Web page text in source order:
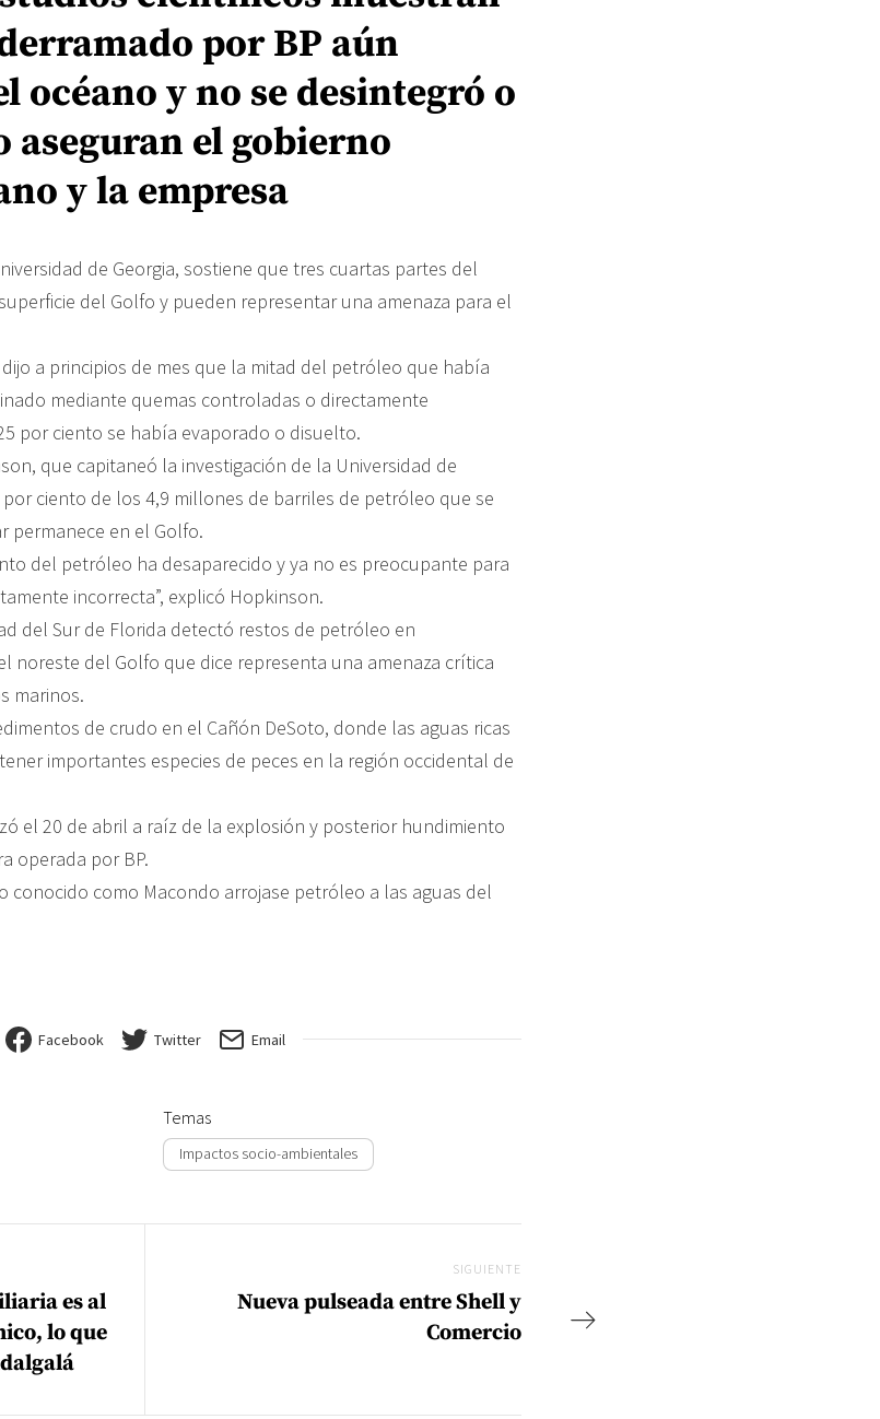
por BP aún
océano y no se desintegró o
aseguran el gobierno
y la empresa
de Georgia, sostiene que tres cuartas partes del
del Golfo y pueden representar una amenaza para el
a principios de mes que la mitad del petróleo que había
mediante quemas controladas o directamente
por ciento se había evaporado o disuelto.
que capitaneó la investigación de la Universidad de
ciento de los 4,9 millones de barriles de petróleo que se
permanece en el Golfo.
del petróleo ha desaparecido y ya no es preocupante para
incorrecta”, explicó Hopkinson.
del Sur de Florida detectó restos de petróleo en
noreste del Golfo que dice representa una amenaza crítica
marinos.
de crudo en el Cañón DeSoto, donde las aguas ricas
importantes especies de peces en la región occidental de
el 20 de abril a raíz de la explosión y posterior hundimiento
operada por BP.
conocido como Macondo arrojase petróleo a las aguas del
Facebook Twitter Email
Temas
Impactos socio-ambientales
es al
lo que
SIGUIENTE
Nueva pulseada entre Shell y
Comercio